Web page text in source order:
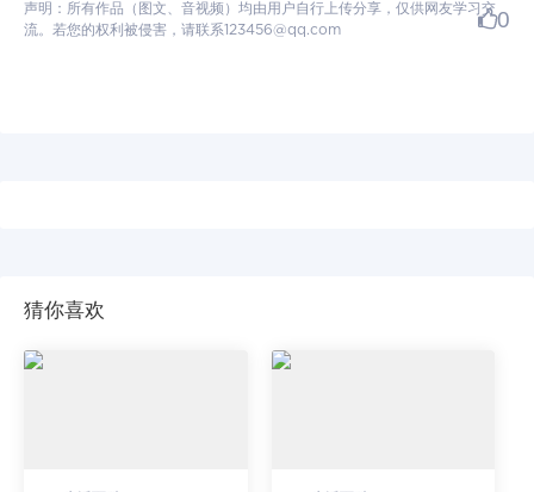
声明：所有作品（图文、音视频）均由用户自行上传分享，仅供网友学习交
流。若您的权利被侵害，请联系123456@qq.com
0
猜你喜欢